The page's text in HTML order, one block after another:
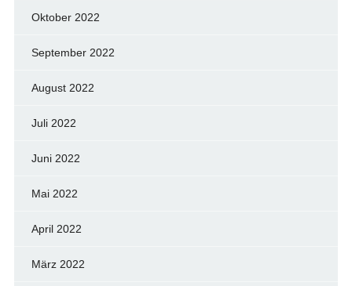
Oktober 2022
September 2022
August 2022
Juli 2022
Juni 2022
Mai 2022
April 2022
März 2022